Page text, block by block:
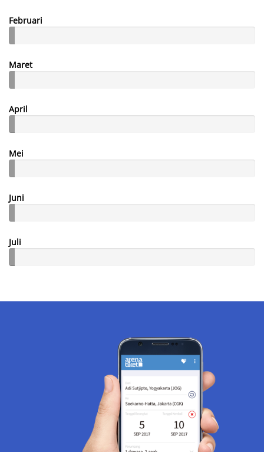
Februari
Maret
April
Mei
Juni
Juli